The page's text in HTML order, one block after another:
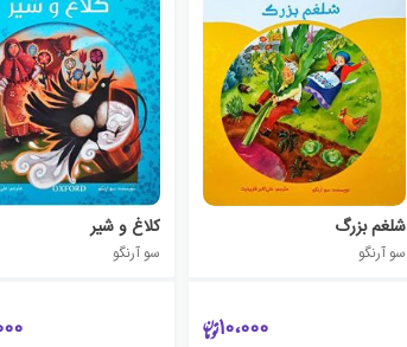
شلغم بزرگ
سو آرنگو
10،000
کلاغ و شیر
سو آرنگو